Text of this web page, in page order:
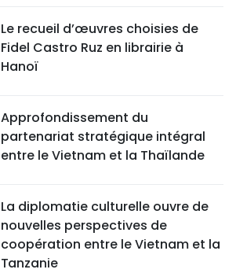
Le recueil d’œuvres choisies de
Fidel Castro Ruz en librairie à
Hanoï
Approfondissement du
partenariat stratégique intégral
entre le Vietnam et la Thaïlande
La diplomatie culturelle ouvre de
nouvelles perspectives de
coopération entre le Vietnam et la
Tanzanie